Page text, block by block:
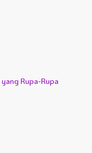
Rupa-Rupa